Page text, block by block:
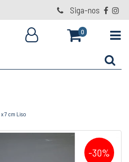
Siga-nos
0
7 cm Liso
-30%